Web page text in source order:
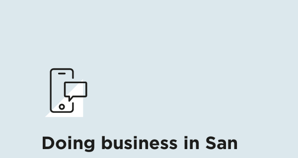
Doing business in San